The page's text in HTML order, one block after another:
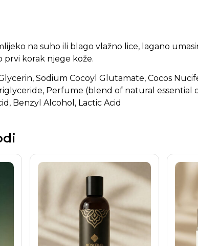
na suho ili blago vlažno lice, lagano
korak njege kože.
Sodium Cocoyl Glutamate, Cocos
Perfume (blend of natural
Benzyl Alcohol, Lactic Acid